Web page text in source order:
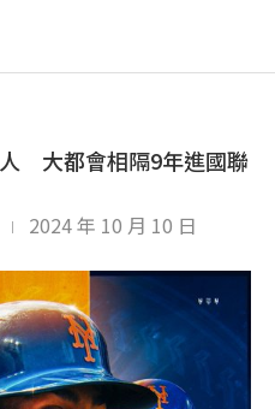
大都會相隔9年進國聯
2024 年 10 月 10 日